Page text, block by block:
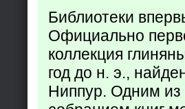
Библиотеки
Официально
коллекция
год до н. э.,
Ниппур. Одним